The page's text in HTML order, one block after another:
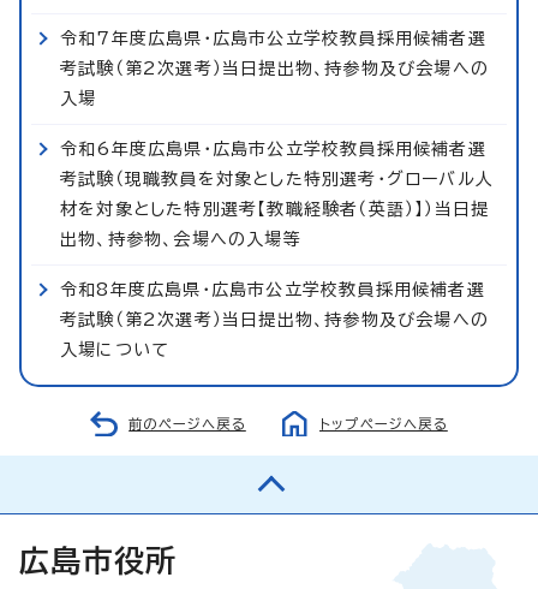
令和7年度広島県・広島市公立学校教員採用候補者選
考試験（第2次選考）当日提出物、持参物及び会場への
入場
令和6年度広島県・広島市公立学校教員採用候補者選
考試験（現職教員を対象とした特別選考・グローバル人
材を対象とした特別選考【教職経験者（英語）】）当日提
出物、持参物、会場への入場等
令和8年度広島県・広島市公立学校教員採用候補者選
考試験（第2次選考）当日提出物、持参物及び会場への
入場について
前のページへ戻る トップページへ戻る
広島市役所